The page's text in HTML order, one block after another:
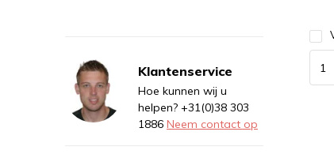
Klantenservice
Hoe kunnen wij u
helpen? +31(0)38 303
1886 Neem contact op